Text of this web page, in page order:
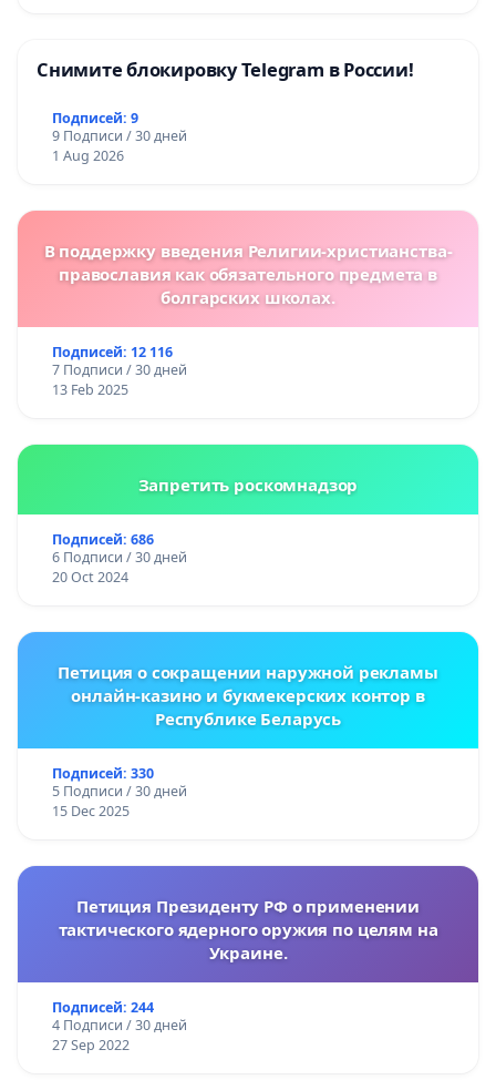
Снимите блокировку Telegram в России!
Подписей: 9
9 Подписи / 30 дней
1 Aug 2026
В поддержку введения Религии-христианства-
православия как обязательного предмета в
болгарских школах.
Подписей: 12 116
7 Подписи / 30 дней
13 Feb 2025
Запретить роскомнадзор
Подписей: 686
6 Подписи / 30 дней
20 Oct 2024
Петиция о сокращении наружной рекламы
онлайн-казино и букмекерских контор в
Республике Беларусь
Подписей: 330
5 Подписи / 30 дней
15 Dec 2025
Петиция Президенту РФ о применении
тактического ядерного оружия по целям на
Украине.
Подписей: 244
4 Подписи / 30 дней
27 Sep 2022